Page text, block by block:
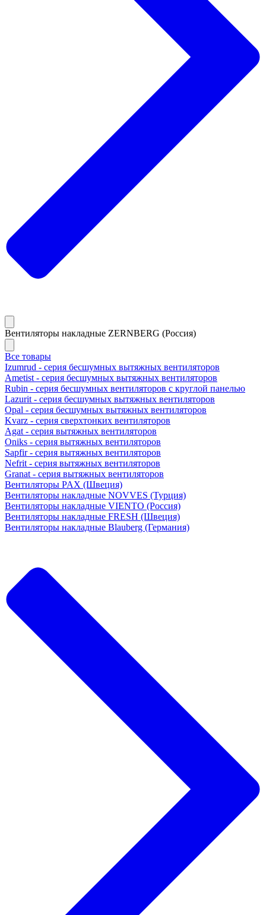
Вентиляторы накладные ZERNBERG (Россия)
Все товары
Izumrud - серия бесшумных вытяжных вентиляторов
Ametist - серия бесшумных вытяжных вентиляторов
Rubin - серия бесшумных вентиляторов с круглой панелью
Lazurit - серия бесшумных вытяжных вентиляторов
Opal - серия бесшумных вытяжных вентиляторов
Kvarz - серия сверхтонких вентиляторов
Agat - серия вытяжных вентиляторов
Oniks - серия вытяжных вентиляторов
Sapfir - серия вытяжных вентиляторов
Nefrit - серия вытяжных вентиляторов
Granat - серия вытяжных вентиляторов
Вентиляторы PAX (Швеция)
Вентиляторы накладные NOVVES (Турция)
Вентиляторы накладные VIENTO (Россия)
Вентиляторы накладные FRESH (Швеция)
Вентиляторы накладные Blauberg (Германия)